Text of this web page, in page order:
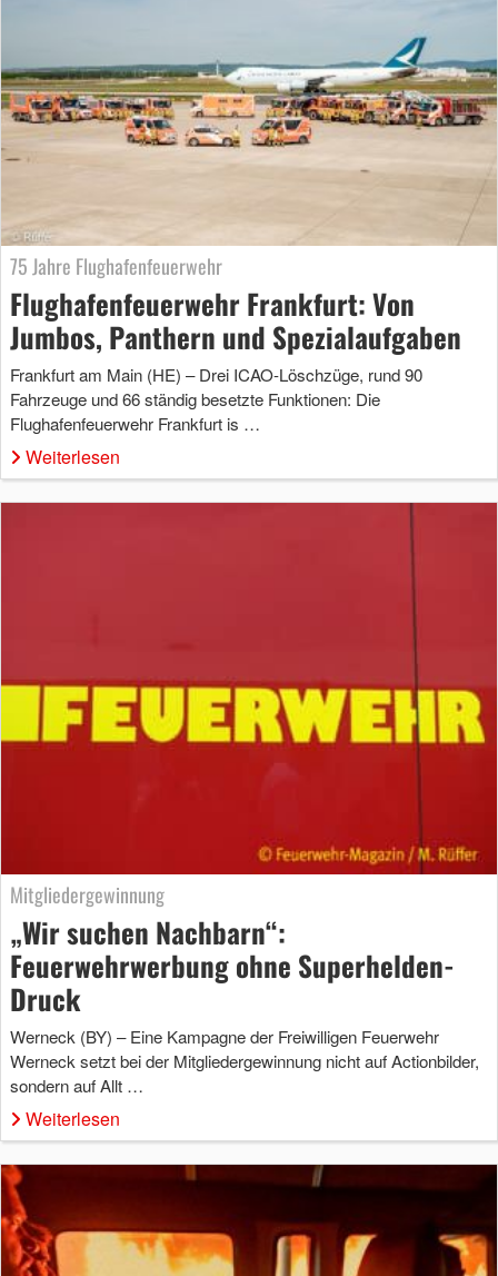
75 Jahre Flughafenfeuerwehr
Flughafenfeuerwehr Frankfurt: Von
Jumbos, Panthern und Spezialaufgaben
Frankfurt am Main (HE) – Drei ICAO-Löschzüge, rund 90
Fahrzeuge und 66 ständig besetzte Funktionen: Die
Flughafenfeuerwehr Frankfurt is …
Weiterlesen
Mitgliedergewinnung
„Wir suchen Nachbarn“:
Feuerwehrwerbung ohne Superhelden-
Druck
Werneck (BY) – Eine Kampagne der Freiwilligen Feuerwehr
Werneck setzt bei der Mitgliedergewinnung nicht auf Actionbilder,
sondern auf Allt …
Weiterlesen